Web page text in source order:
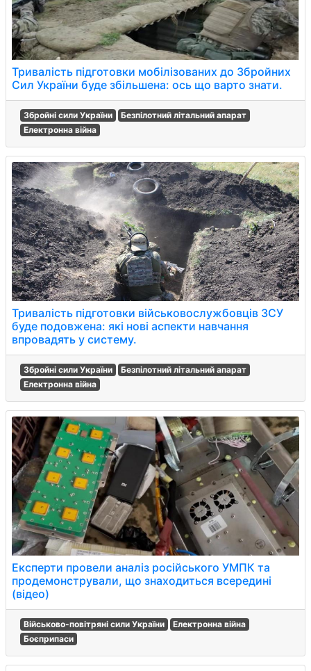
Тривалість підготовки мобілізованих до Збройних
Сил України буде збільшена: ось що варто знати.
Збройні сили України
Безпілотний літальний апарат
Електронна війна
Тривалість підготовки військовослужбовців ЗСУ
буде подовжена: які нові аспекти навчання
впровадять у систему.
Збройні сили України
Безпілотний літальний апарат
Електронна війна
Експерти провели аналіз російського УМПК та
продемонстрували, що знаходиться всередині
(відео)
Військово-повітряні сили України
Електронна війна
Боєприпаси